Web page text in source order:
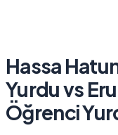
Hassa
Yurduvs
Öğrenci